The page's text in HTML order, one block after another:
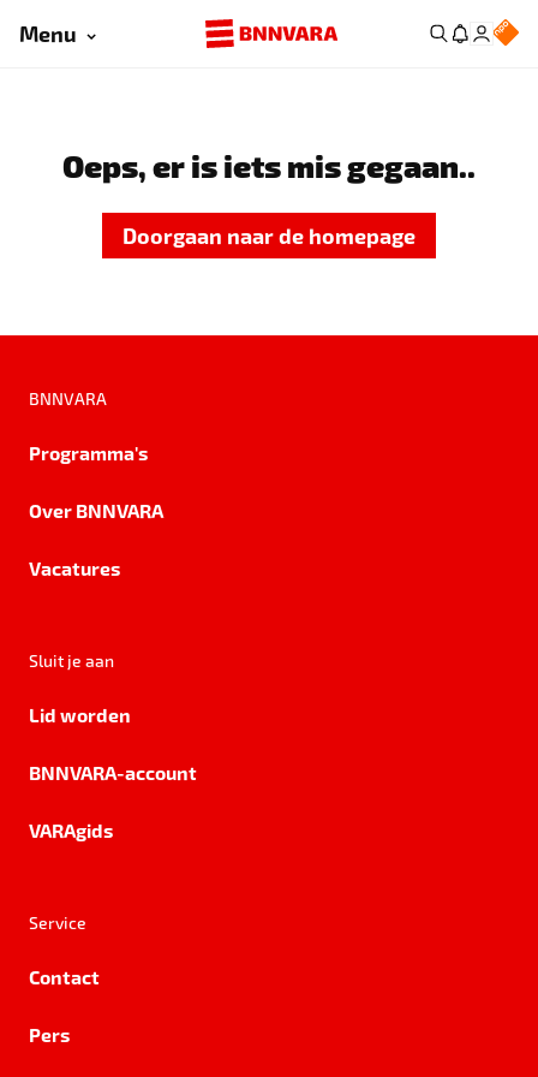
Menu
Oeps, er is iets mis gegaan..
Doorgaan naar de homepage
BNNVARA
Programma's
Over BNNVARA
Vacatures
Sluit je aan
Lid worden
BNNVARA-account
VARAgids
Service
Contact
Pers